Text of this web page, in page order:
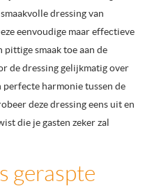
dressing van
eenvoudige maar effectieve
smaak toe aan de
de dressing gelijkmatig over
perfecte harmonie tussen de
deze dressing eens uit en
die je gasten zeker zal
geraspte